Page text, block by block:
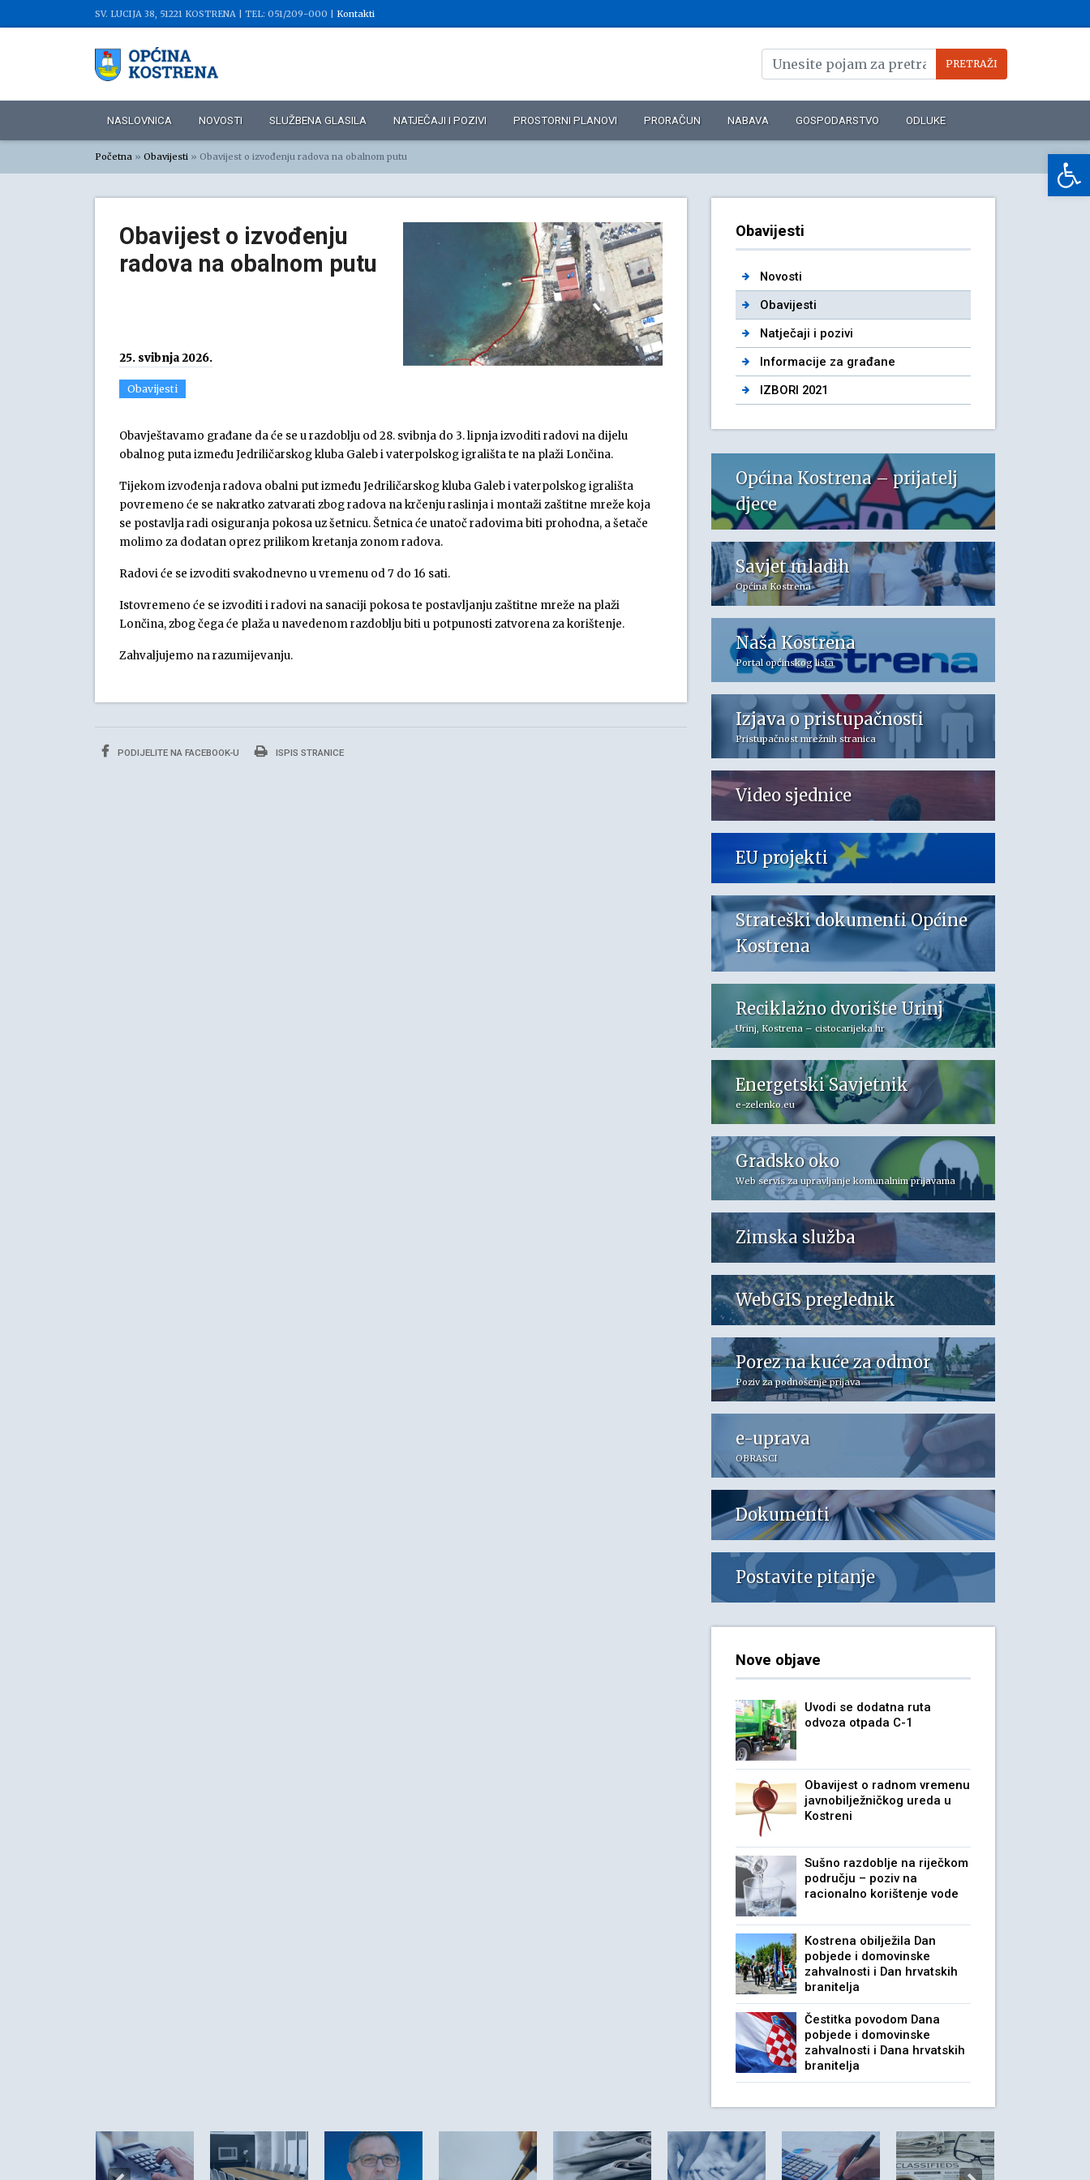
SV. LUCIJA 38, 51221 KOSTRENA | TEL: 051/209-000 | Kontakti
NASLOVNICA NOVOSTI SLUŽBENA GLASILA NATJEČAJI I POZIVI PROSTORNI PLANOVI PRORAČUN NABAVA GOSPODARSTVO ODLUKE
Početna » Obavijesti » Obavijest o izvođenju radova na obalnom putu
Obavijest o izvođenju
radova na obalnom putu
25. svibnja 2026.
Obavijesti
Obavještavamo građane da će se u razdoblju od 28. svibnja do 3. lipnja izvoditi radovi na dijelu
obalnog puta između Jedriličarskog kluba Galeb i vaterpolskog igrališta te na plaži Lončina.
Tijekom izvođenja radova obalni put između Jedriličarskog kluba Galeb i vaterpolskog igrališta
povremeno će se nakratko zatvarati zbog radova na krčenju raslinja i montaži zaštitne mreže koja
se postavlja radi osiguranja pokosa uz šetnicu. Šetnica će unatoč radovima biti prohodna, a šetače
molimo za dodatan oprez prilikom kretanja zonom radova.
Radovi će se izvoditi svakodnevno u vremenu od 7 do 16 sati.
Istovremeno će se izvoditi i radovi na sanaciji pokosa te postavljanju zaštitne mreže na plaži
Lončina, zbog čega će plaža u navedenom razdoblju biti u potpunosti zatvorena za korištenje.
Zahvaljujemo na razumijevanju.
PODIJELITE NA FACEBOOK-U ISPIS STRANICE
Obavijesti
Novosti
Obavijesti
Natječaji i pozivi
Informacije za građane
IZBORI 2021
Općina Kostrena – prijatelj
djece
Savjet mladih
Općina Kostrena
Naša Kostrena
Portal općinskog lista
Izjava o pristupačnosti
Pristupačnost mrežnih stranica
Video sjednice
EU projekti
Strateški dokumenti Općine
Kostrena
Reciklažno dvorište Urinj
Urinj, Kostrena – cistocarijeka.hr
Energetski Savjetnik
e-zelenko.eu
Gradsko oko
Web servis za upravljanje komunalnim prijavama
Zimska služba
WebGIS preglednik
Porez na kuće za odmor
Poziv za podnošenje prijava
e-uprava
OBRASCI
Dokumenti
Postavite pitanje
Nove objave
Uvodi se dodatna ruta
odvoza otpada C-1
Obavijest o radnom vremenu
javnobilježničkog ureda u
Kostreni
Sušno razdoblje na riječkom
području – poziv na
racionalno korištenje vode
Kostrena obilježila Dan
pobjede i domovinske
zahvalnosti i Dan hrvatskih
branitelja
Čestitka povodom Dana
pobjede i domovinske
zahvalnosti i Dana hrvatskih
branitelja